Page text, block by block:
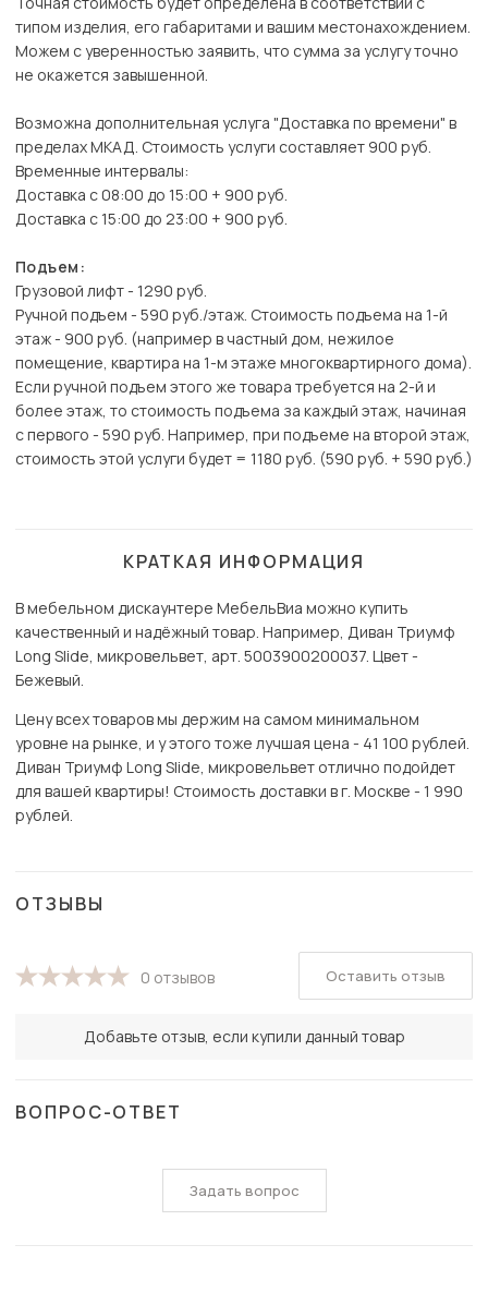
типом изделия, его габаритами и вашим местонахождением.
Можем с уверенностью заявить, что сумма за услугу точно
не окажется завышенной.
Возможна дополнительная услуга "Доставка по времени" в
пределах МКАД. Стоимость услуги составляет 900 руб.
Временные интервалы:
Доставка с 08:00 до 15:00 + 900 руб.
Доставка с 15:00 до 23:00 + 900 руб.
Подъем:
Грузовой лифт - 1290 руб.
Ручной подъем - 590 руб./этаж. Стоимость подъема на 1-й
этаж - 900 руб. (например в частный дом, нежилое
помещение, квартира на 1-м этаже многоквартирного дома).
Если ручной подъем этого же товара требуется на 2-й и
более этаж, то стоимость подъема за каждый этаж, начиная
с первого - 590 руб. Например, при подъеме на второй этаж,
стоимость этой услуги будет = 1180 руб. (590 руб. + 590 руб.)
КРАТКАЯ ИНФОРМАЦИЯ
В мебельном дискаунтере МебельВиа можно купить
качественный и надёжный товар. Например, Диван Триумф
Long Slide, микровельвет, арт. 5003900200037. Цвет -
Бежевый.
Цену всех товаров мы держим на самом минимальном
уровне на рынке, и у этого тоже лучшая цена - 41 100 рублей.
Диван Триумф Long Slide, микровельвет отлично подойдет
для вашей квартиры! Стоимость доставки в г. Москве - 1 990
рублей.
ОТЗЫВЫ
0 отзывов
Добавьте отзыв, если купили данный товар
Оставить отзыв
ВОПРОС-ОТВЕТ
Задать вопрос